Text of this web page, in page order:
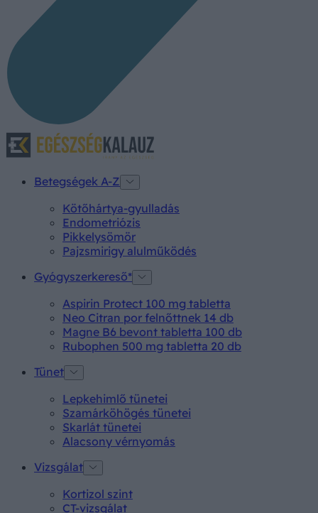
Betegségek A-Z
Kötőhártya-gyulladás
Endometriózis
Pikkelysömör
Pajzsmirigy alulműködés
Gyógyszerkereső*
Aspirin Protect 100 mg tabletta
Neo Citran por felnőttnek 14 db
Magne B6 bevont tabletta 100 db
Rubophen 500 mg tabletta 20 db
Tünet
Lepkehimlő tünetei
Szamárköhögés tünetei
Skarlát tünetei
Alacsony vérnyomás
Vizsgálat
Kortizol szint
CT-vizsgálat